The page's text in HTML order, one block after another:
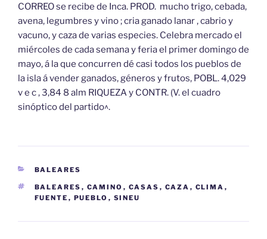
CORREO se recibe de Inca. PROD. mucho trigo, cebada,
avena, legumbres y vino ; cria ganado lanar , cabrio y
vacuno, y caza de varias especies. Celebra mercado el
miércoles de cada semana y feria el primer domingo de
mayo, á la que concurren dé casi todos los pueblos de
la isla á vender ganados, géneros y frutos, POBL. 4,029
v e c , 3,84 8 alm RIQUEZA y CONTR. (V. el cuadro
sinóptico del partido^.
CATEGORÍAS
BALEARES
ETIQUETAS
BALEARES , CAMINO , CASAS , CAZA , CLIMA ,
FUENTE , PUEBLO , SINEU